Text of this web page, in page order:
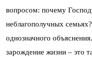
вопросом: почему
неблагополучных
однозначного
зарождение жизни – это